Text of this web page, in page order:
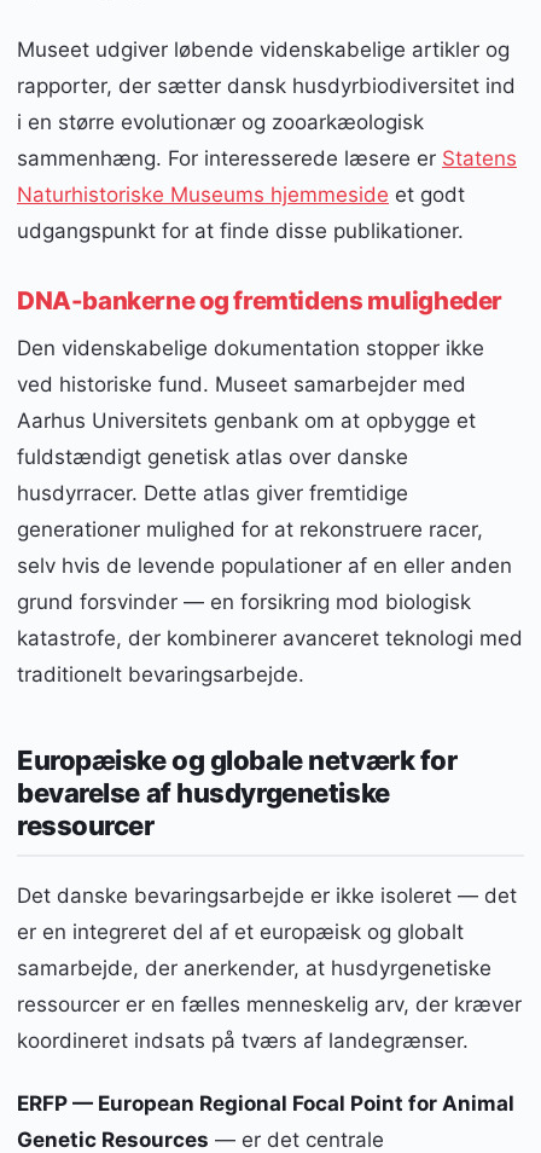
Museet udgiver løbende videnskabelige artikler og
rapporter, der sætter dansk husdyrbiodiversitet ind
i en større evolutionær og zooarkæologisk
sammenhæng. For interesserede læsere er Statens
Naturhistoriske Museums hjemmeside et godt
udgangspunkt for at finde disse publikationer.
DNA-bankerne og fremtidens muligheder
Den videnskabelige dokumentation stopper ikke
ved historiske fund. Museet samarbejder med
Aarhus Universitets genbank om at opbygge et
fuldstændigt genetisk atlas over danske
husdyrracer. Dette atlas giver fremtidige
generationer mulighed for at rekonstruere racer,
selv hvis de levende populationer af en eller anden
grund forsvinder — en forsikring mod biologisk
katastrofe, der kombinerer avanceret teknologi med
traditionelt bevaringsarbejde.
Europæiske og globale netværk for
bevarelse af husdyrgenetiske
ressourcer
Det danske bevaringsarbejde er ikke isoleret — det
er en integreret del af et europæisk og globalt
samarbejde, der anerkender, at husdyrgenetiske
ressourcer er en fælles menneskelig arv, der kræver
koordineret indsats på tværs af landegrænser.
ERFP — European Regional Focal Point for Animal
Genetic Resources — er det centrale